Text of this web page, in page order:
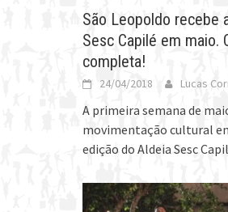
São Leopoldo recebe
Sesc Capilé em maio.
completa!
24/04/2018 Lucas
A primeira semana de
movimentação cultural
edição do Aldeia Sesc